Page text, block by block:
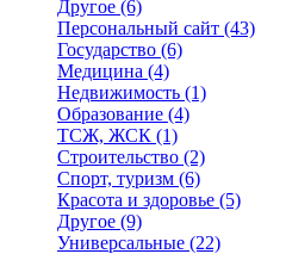
Другое (6)
Персональный сайт (43)
Государство (6)
Медицина (4)
Недвижимость (1)
Образование (4)
ТСЖ, ЖСК (1)
Строительство (2)
Спорт, туризм (6)
Красота и здоровье (5)
Другое (9)
Универсальные (22)